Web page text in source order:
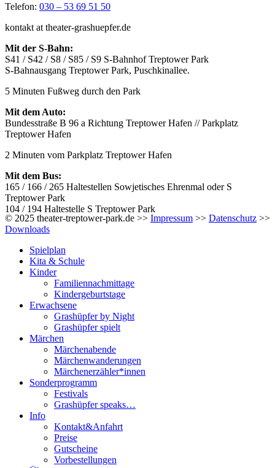
Telefon: 030 – 53 69 51 50
kontakt at theater-grashuepfer.de
Mit der S-Bahn:
S41 / S42 / S8 / S85 / S9 S-Bahnhof Treptower Park
S-Bahnausgang Treptower Park, Puschkinallee.
5 Minuten Fußweg durch den Park
Mit dem Auto:
Bundesstraße B 96 a Richtung Treptower Hafen // Parkplatz
Treptower Hafen
2 Minuten vom Parkplatz Treptower Hafen
Mit dem Bus:
165 / 166 / 265 Haltestellen Sowjetisches Ehrenmal oder S
Treptower Park
104 / 194 Haltestelle S Treptower Park
© 2025 theater-treptower-park.de >> Impressum >> Datenschutz >>
Downloads
Spielplan
Kita & Schule
Kinder
Familiennachmittage
Kindergeburtstage
Erwachsene
Grashüpfer by Night
Grashüpfer spielt
Märchen
Märchenabende
Märchenwanderungen
Märchenerzähler*innen
Sonderprogramm
Festivals
Grashüpfer speaks…
Info
Kontakt&Anfahrt
Preise
Gutscheine
Vorbestellungen